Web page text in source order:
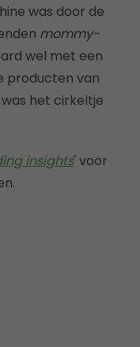
was door de
mommy-
wel met een
producten van
het cirkeltje
insights' voor